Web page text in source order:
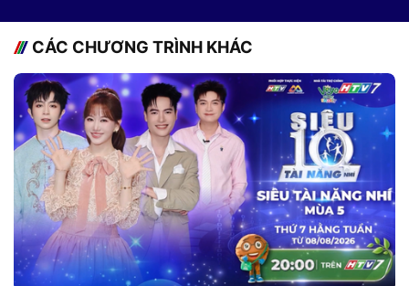
CÁC CHƯƠNG TRÌNH KHÁC